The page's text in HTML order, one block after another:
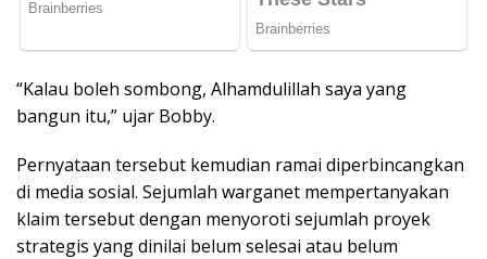
“Kalau boleh sombong, Alhamdulillah saya yang
bangun itu,” ujar Bobby.
Pernyataan tersebut kemudian ramai diperbincangkan
di media sosial. Sejumlah warganet mempertanyakan
klaim tersebut dengan menyoroti sejumlah proyek
strategis yang dinilai belum selesai atau belum